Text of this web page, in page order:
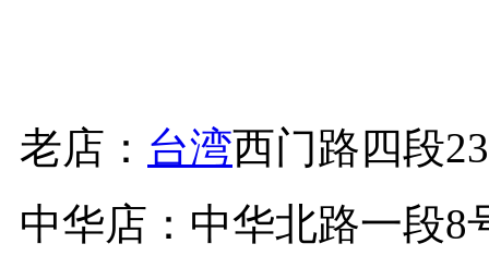
老店： 台湾西门路四
中华店：中华北路一段8